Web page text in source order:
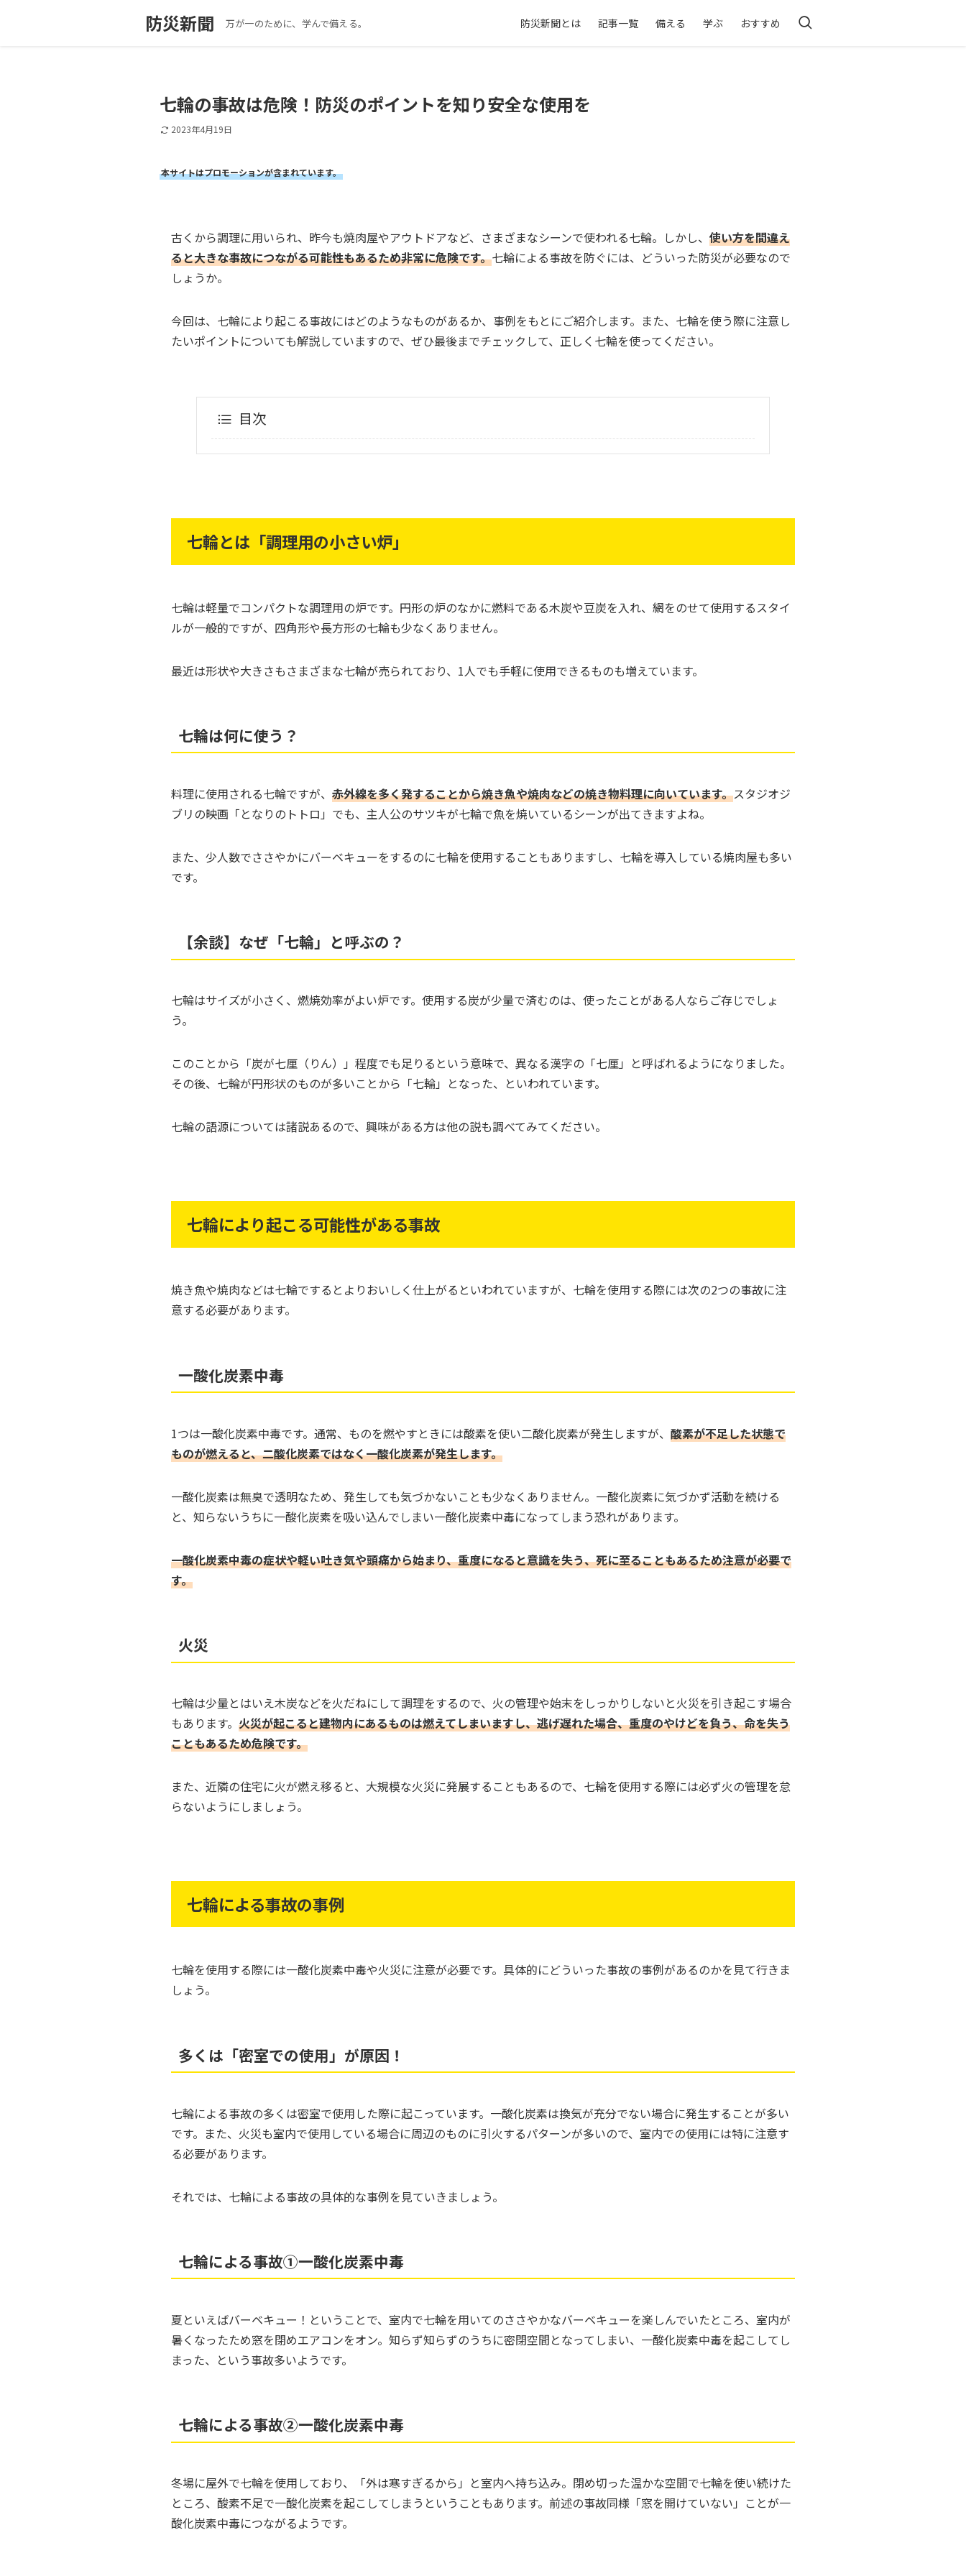
防災新聞 万が一のために、学んで備える。 防災新聞とは 記事一覧 備える 学ぶ おすすめ
七輪の事故は危険！防災のポイントを知り安全な使用を
2023年4月19日
本サイトはプロモーションが含まれています。
古くから調理に用いられ、昨今も焼肉屋やアウトドアなど、さまざまなシーンで使われる七輪。しかし、 使い方を間違え
ると大きな事故につながる可能性もあるため非常に危険です。七輪による事故を防ぐには、どういった防災が必要なので
しょうか。
今回は、七輪により起こる事故にはどのようなものがあるか、事例をもとにご紹介します。また、七輪を使う際に注意し
たいポイントについても解説していますので、ぜひ最後までチェックして、正しく七輪を使ってください。
目次
七輪とは「調理用の小さい炉」
七輪は軽量でコンパクトな調理用の炉です。円形の炉のなかに燃料である木炭や豆炭を入れ、網をのせて使用するスタイ
ルが一般的ですが、四角形や長方形の七輪も少なくありません。
最近は形状や大きさもさまざまな七輪が売られており、1人でも手軽に使用できるものも増えています。
七輪は何に使う？
料理に使用される七輪ですが、 赤外線を多く発することから焼き魚や焼肉などの焼き物料理に向いています。スタジオジ
ブリの映画「となりのトトロ」でも、主人公のサツキが七輪で魚を焼いているシーンが出てきますよね。
また、少人数でささやかにバーベキューをするのに七輪を使用することもありますし、七輪を導入している焼肉屋も多い
です。
【余談】なぜ「七輪」と呼ぶの？
七輪はサイズが小さく、燃焼効率がよい炉です。使用する炭が少量で済むのは、使ったことがある人ならご存じでしょ
う。
このことから「炭が七厘（りん）」程度でも足りるという意味で、異なる漢字の「七厘」と呼ばれるようになりました。
その後、七輪が円形状のものが多いことから「七輪」となった、といわれています。
七輪の語源については諸説あるので、興味がある方は他の説も調べてみてください。
七輪により起こる可能性がある事故
焼き魚や焼肉などは七輪でするとよりおいしく仕上がるといわれていますが、七輪を使用する際には次の2つの事故に注
意する必要があります。
一酸化炭素中毒
1つは一酸化炭素中毒です。通常、ものを燃やすときには酸素を使い二酸化炭素が発生しますが、 酸素が不足した状態で
ものが燃えると、二酸化炭素ではなく一酸化炭素が発生します。
一酸化炭素は無臭で透明なため、発生しても気づかないことも少なくありません。一酸化炭素に気づかず活動を続ける
と、知らないうちに一酸化炭素を吸い込んでしまい一酸化炭素中毒になってしまう恐れがあります。
一酸化炭素中毒の症状や軽い吐き気や頭痛から始まり、重度になると意識を失う、死に至ることもあるため注意が必要で
す。
火災
七輪は少量とはいえ木炭などを火だねにして調理をするので、火の管理や始末をしっかりしないと火災を引き起こす場合
もあります。 火災が起こると建物内にあるものは燃えてしまいますし、逃げ遅れた場合、重度のやけどを負う、命を失う
こともあるため危険です。
また、近隣の住宅に火が燃え移ると、大規模な火災に発展することもあるので、七輪を使用する際には必ず火の管理を怠
らないようにしましょう。
七輪による事故の事例
七輪を使用する際には一酸化炭素中毒や火災に注意が必要です。具体的にどういった事故の事例があるのかを見て行きま
しょう。
多くは「密室での使用」が原因！
七輪による事故の多くは密室で使用した際に起こっています。一酸化炭素は換気が充分でない場合に発生することが多い
です。また、火災も室内で使用している場合に周辺のものに引火するパターンが多いので、室内での使用には特に注意す
る必要があります。
それでは、七輪による事故の具体的な事例を見ていきましょう。
七輪による事故①一酸化炭素中毒
夏といえばバーベキュー！ということで、室内で七輪を用いてのささやかなバーベキューを楽しんでいたところ、室内が
暑くなったため窓を閉めエアコンをオン。知らず知らずのうちに密閉空間となってしまい、一酸化炭素中毒を起こしてし
まった、という事故多いようです。
七輪による事故②一酸化炭素中毒
冬場に屋外で七輪を使用しており、「外は寒すぎるから」と室内へ持ち込み。閉め切った温かな空間で七輪を使い続けた
ところ、酸素不足で一酸化炭素を起こしてしまうということもあります。前述の事故同様「窓を開けていない」ことが一
酸化炭素中毒につながるようです。